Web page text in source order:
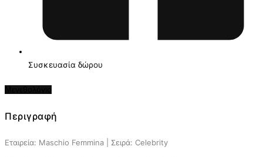
Συσκευασία δώρου
Περιγραφή
Εταιρεία: Maschio Femmina | Σειρά: Celebrity